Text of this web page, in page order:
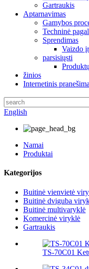
Gartraukis
Aptarnavimas
Gamybos
Techninė
Sprendimas
Vaizdo
parsisiųsti
žinios
Internetinis
English
Namai
Produktai
Kategorijos
Buitinė vienvietė
Buitinė dviguba
Buitinė multivaryklė
Komercinė viryklė
Gartraukis
TS-70C01